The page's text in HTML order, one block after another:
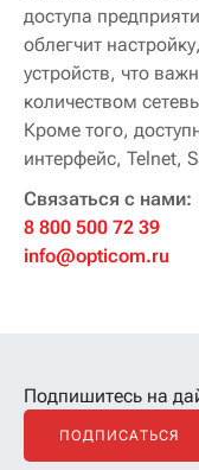
доступа
облегчит
устройств, что
количеством
Кроме того,
интерфейс, Telnet,
Связаться с нами:
8 800 500 72 39
info@opticom.ru
Подпишитесь на
ПОДПИСАТЬСЯ